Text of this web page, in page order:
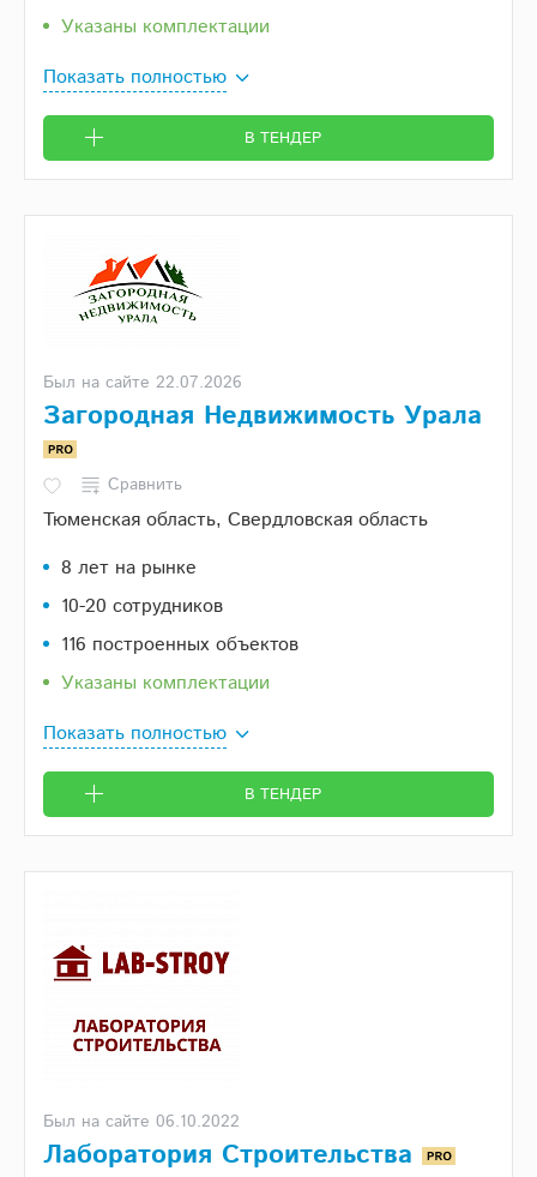
Указаны комплектации
Показать полностью
В ТЕНДЕР
Был на сайте 22.07.2026
Загородная Недвижимость Урала
Сравнить
Тюменская область, Свердловская область
8 лет на рынке
10-20 сотрудников
116 построенных объектов
Указаны комплектации
Показать полностью
В ТЕНДЕР
Был на сайте 06.10.2022
Лаборатория Строительства